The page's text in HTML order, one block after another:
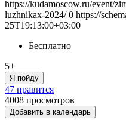
https://kudamoscow.ru/event/
luzhnikax-2024/ 0 https://
25T19:13:00+03:00
Бесплатно
5+
Я пойду
47 нравится
4008 просмотров
Добавить в календарь